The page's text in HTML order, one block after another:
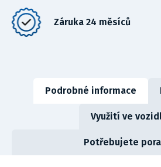
Záruka 24 měsíců
Podrobné informace
Využití ve
Potřebujete